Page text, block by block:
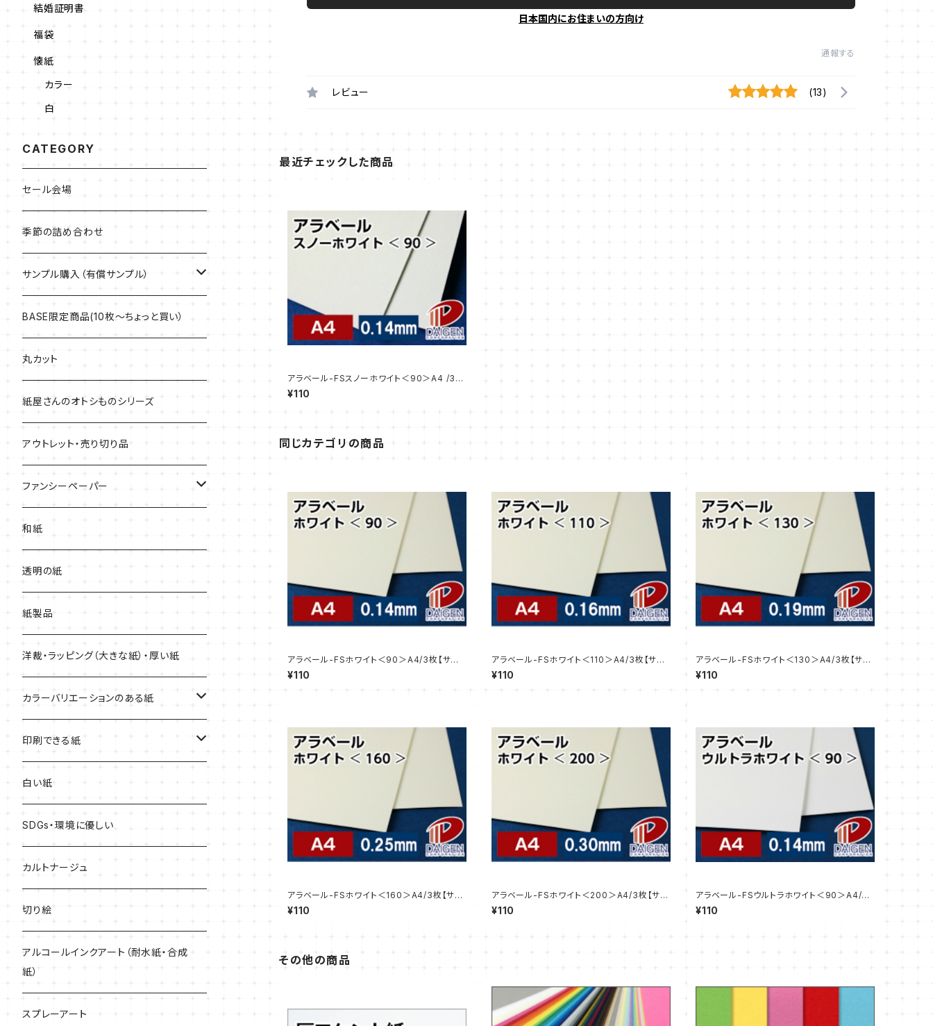
日本国内にお住まいの方向け
通報する
レビュー (13)
最近チェックした商品
アラベール-FSスノーホワイト＜90＞A4 /3枚
【サンプル販売】
¥110
同じカテゴリの商品
アラベール-FSホワイト＜90＞A4/3枚【サン
プル販売】
¥110
アラベール-FSホワイト＜110＞A4/3枚【サン
プル販売】
¥110
アラベール-FSホワイト＜130＞A4/3枚【サン
プル販売】
¥110
アラベール-FSホワイト＜160＞A4/3枚【サン
プル販売】
¥110
アラベール-FSホワイト＜200＞A4/3枚【サン
プル販売】
¥110
アラベール-FSウルトラホワイト＜90＞A4/3
枚【サンプル販売】
¥110
その他の商品
結婚証明書
福袋
懐紙
カラー
白
CATEGORY
セール会場
季節の詰め合わせ
サンプル購入（有償サンプル）
ケント紙・ぬり絵専用紙
アラベール
マルチプリンター用紙・インクジェット専
用紙
上質紙・ヴァンヌーボ
耐水紙・キャストコート紙・ゼッケン
和紙・その他
厚紙
BASE限定商品(10枚～ちょっと買い）
丸カット
紙屋さんのオトシものシリーズ
アウトレット・売り切り品
ファンシーペーパー
タント
マーメイド
和紙
透明の紙
紙製品
洋裁・ラッピング（大きな紙）・厚い紙
カラーバリエーションのある紙
赤系
青系
黄色系
緑系
紫系
黒・グレー系
キラキラ
印刷できる紙
レーザープリンター専用
インクジェットプリンター専用
どんなプリンターでも印刷できる
白い紙
SDGs・環境に優しい
カルトナージュ
切り絵
アルコールインクアート（耐水紙・合成
紙）
スプレーアート